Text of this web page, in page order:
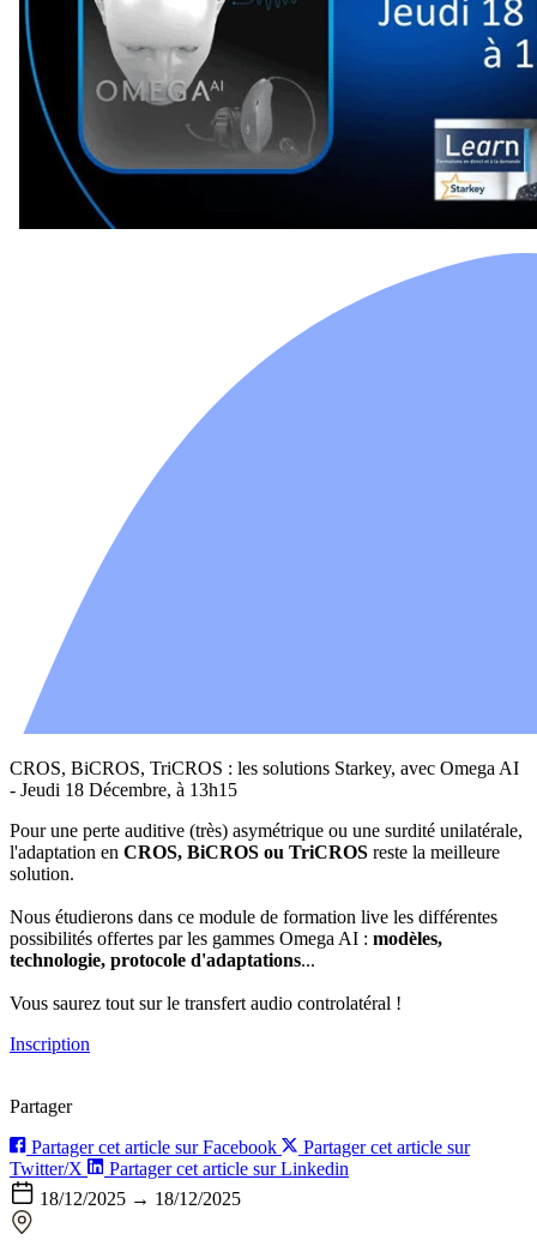
CROS, BiCROS, TriCROS : les solutions Starkey, avec Omega AI
- Jeudi 18 Décembre, à 13h15
Pour une perte auditive (très) asymétrique ou une surdité unilatérale,
l'adaptation en CROS, BiCROS ou TriCROS reste la meilleure
solution.
Nous étudierons dans ce module de formation live les différentes
possibilités offertes par les gammes Omega AI : modèles,
technologie, protocole d'adaptations...
Vous saurez tout sur le transfert audio controlatéral !
Inscription
Partager
Partager cet article sur Facebook
Partager cet article sur
Twitter/X
Partager cet article sur Linkedin
18/12/2025 → 18/12/2025